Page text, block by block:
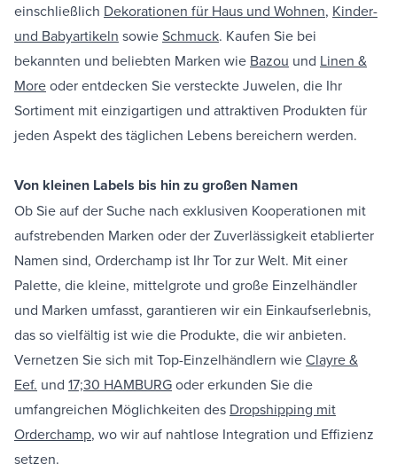
einschließlich Dekorationen für Haus und Wohnen, Kinder-
und Babyartikeln sowieSchmuck. Kaufen Sie bei
bekannten und beliebten Marken wie Bazou und Linen &
Moreoder entdecken Sie versteckte Juwelen, die Ihr
Sortiment mit einzigartigen und attraktiven Produkten für
jeden Aspekt des täglichen Lebens bereichern werden.
Von kleinen Labels bis hin zu großen Namen
Ob Sie auf der Suche nach exklusiven Kooperationen mit
aufstrebenden Marken oder der Zuverlässigkeit etablierter
Namen sind, Orderchamp ist Ihr Tor zur Welt. Mit einer
Palette, die kleine, mittelgrote und große Einzelhändler
und Marken umfasst, garantieren wir ein Einkaufserlebnis,
das so vielfältig ist wie die Produkte, die wir anbieten.
Vernetzen Sie sich mit Top-Einzelhändlern wieClayre &
Eef. und 17;30 HAMBURGoder erkunden Sie die
umfangreichen Möglichkeiten des Dropshipping mit
Orderchamp, wo wir auf nahtlose Integration und Effizienz
setzen.